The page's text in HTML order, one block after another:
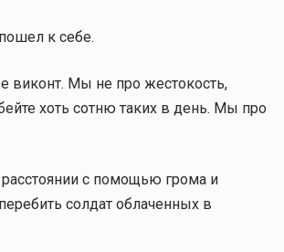
к себе.
виконт. Мы не про жестокость,
хоть сотню таких в день. Мы про
с помощью грома и
солдат облаченных в